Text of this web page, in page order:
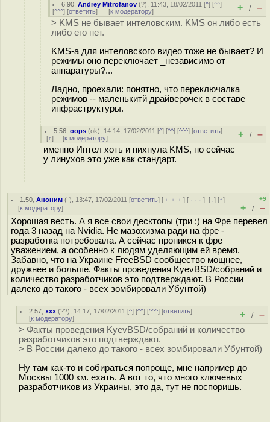
6.90 ,Andrey Mitrofanov (?), 11:43, 18/02/2011 [^] [^^]
[^^^] [ответить] [к модератору] + / –
> KMS не бывает интеловским. KMS он либо есть
либо его нет.
KMS-а для интеловского видео тоже не бывает? И
режимы оно переключает _независимо от
аппаратуры?...
Ладно, проехали: понятно, что переключалка
режимов -- маленькитй драйверочек в составе
инфраструктуры.
5.56 ,oops (ok), 14:14, 17/02/2011 [^] [^^] [^^^] [ответить]
[↑] [к модератору] + / –
именно Интел хоть и пихнула KMS, но сейчас
у линухов это уже как стандарт.
1.50 ,Аноним (-), 13:47, 17/02/2011 [ответить] [ ﹢﹢﹢] [ · · ·][↓] [↑]
[к модератору]
+9
+ / –
Хорошая весть. А я все свои десктопы (три ;) на Фре перевел
года 3 назад на Nvidia. Не мазохизма ради на фре -
разработка потребовала. А сейчас проникся к фре
уважением, а особенно к людям уделяющим ей время.
Забавно, что на Украине FreeBSD сообщество мощнее,
дружнее и больше. Факты проведения KyevBSD/собраний и
количество разработчиков это подтверждают. В России
далеко до такого - всех зомбировали Убунтой)
2.57 ,xxx (??), 14:17, 17/02/2011 [^] [^^] [^^^] [ответить]
[к модератору] + / –
> Факты проведения KyevBSD/собраний и количество
разработчиков это подтверждают.
> В России далеко до такого - всех зомбировали Убунтой)
Ну там как-то и собираться попроще, мне например до
Москвы 1000 км. ехать. А вот то, что много ключевых
разработчиков из Украины, это да, тут не поспоришь.